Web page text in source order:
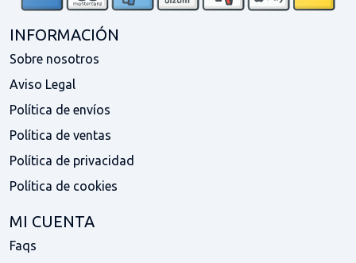
INFORMACIÓN
Sobre nosotros
Aviso Legal
Política de envíos
Política de ventas
Política de privacidad
Política de cookies
MI CUENTA
Faqs